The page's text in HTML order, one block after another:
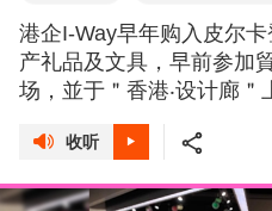
港企I-Way早年购入皮尔
产礼品及文具，早前参加
场，並于＂香港‧设计廊＂
收听